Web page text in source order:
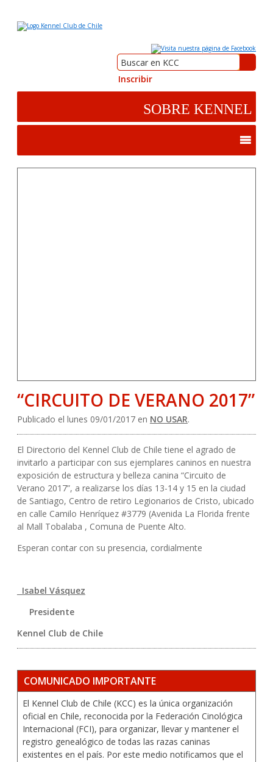
Inscribir
“CIRCUITO DE VERANO 2017”
Publicado el lunes 09/01/2017 en NO USAR.
El Directorio del Kennel Club de Chile tiene el agrado de
invitarlo a participar con sus ejemplares caninos en nuestra
exposición de estructura y belleza canina “Circuito de
Verano 2017”, a realizarse los días 13-14 y 15 en la ciudad
de Santiago, Centro de retiro Legionarios de Cristo, ubicado
en calle Camilo Henríquez #3779 (Avenida La Florida frente
al Mall Tobalaba , Comuna de Puente Alto.
Esperan contar con su presencia, cordialmente
Isabel Vásquez
Presidente
Kennel Club de Chile
COMUNICADO IMPORTANTE
El Kennel Club de Chile (KCC) es la única organización
oficial en Chile, reconocida por la Federación Cinológica
Internacional (FCI), para organizar, llevar y mantener el
registro genealógico de todas las razas caninas
existentes en el país. Por este medio notificamos que el